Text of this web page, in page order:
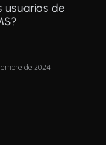
usuarios de
de 2024